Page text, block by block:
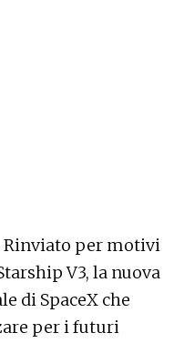
Rinviato per motivi
V3, la nuova
di SpaceX che
per i futuri